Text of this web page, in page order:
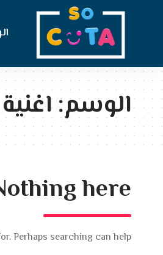
الوسم:
here
Perhaps searching can help.